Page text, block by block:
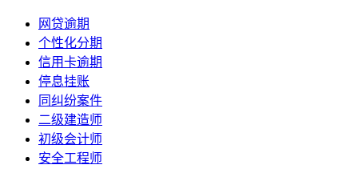
网贷逾期
个性化分期
信用卡逾期
停息挂账
同纠纷案件
二级建造师
初级会计师
安全工程师